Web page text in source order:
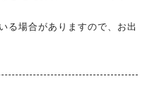
る場合がありますので、お出